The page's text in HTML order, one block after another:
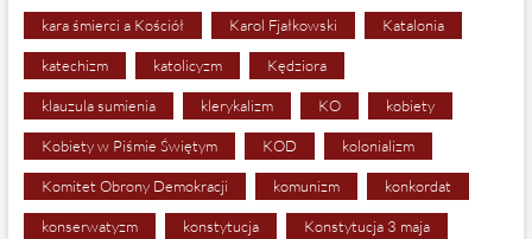
kara śmierci a Kościół Karol Fjałkowski Katalonia
katechizm katolicyzm Kędziora
klauzula sumienia klerykalizm KO kobiety
Kobiety w Piśmie Świętym KOD kolonializm
Komitet Obrony Demokracji komunizm konkordat
konserwatyzm konstytucja Konstytucja 3 maja